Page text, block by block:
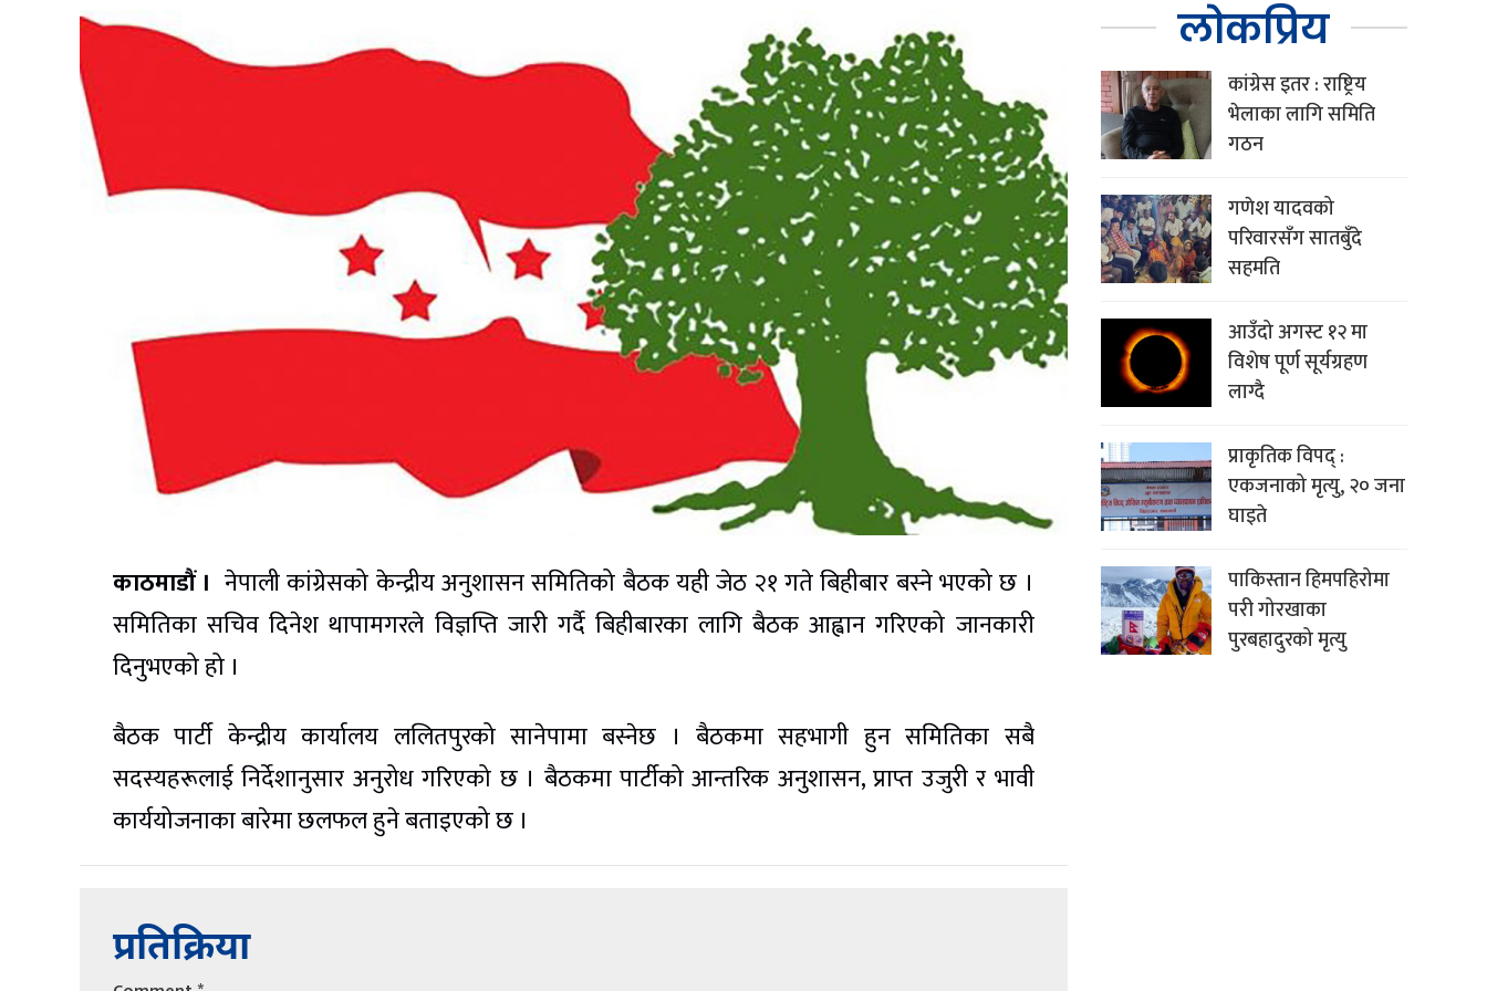
काठमाडौं । नेपाली कांग्रेसको केन्द्रीय अनुशासन समितिको बैठक यही जेठ २१ गते बिहीबार बस्ने भएको छ ।
समितिका सचिव दिनेश थापामगरले विज्ञप्ति जारी गर्दै बिहीबारका लागि बैठक आह्वान गरिएको जानकारी
दिनुभएको हो ।
बैठक पार्टी केन्द्रीय कार्यालय ललितपुरको सानेपामा बस्नेछ । बैठकमा सहभागी हुन समितिका सबै
सदस्यहरूलाई निर्देशानुसार अनुरोध गरिएको छ । बैठकमा पार्टीको आन्तरिक अनुशासन, प्राप्त उजुरी र भावी
कार्ययोजनाका बारेमा छलफल हुने बताइएको छ ।
प्रतिक्रिया
लोकप्रिय
कांग्रेस इतर : राष्ट्रिय
भेलाका लागि समिति
गठन
गणेश यादवको
परिवारसँग सातबुँदे
सहमति
आउँदो अगस्ट १२ मा
विशेष पूर्ण सूर्यग्रहण
लाग्दै
प्राकृतिक विपद् :
एकजनाको मृत्यु, २० जना
घाइते
पाकिस्तान हिमपहिरोमा
परी गोरखाका
पुरबहादुरको मृत्यु